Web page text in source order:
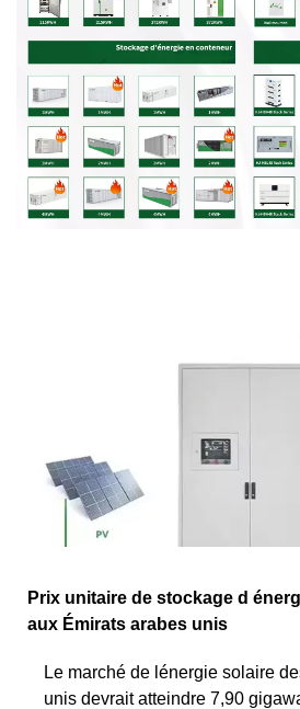
Prix unitaire de stockage d
aux Émirats arabes unis
Le marché de lénergie solaire
unis devrait atteindre 7,90